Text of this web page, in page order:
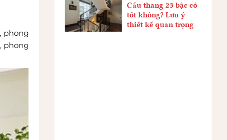
phong
phong
Cầu thang 23 bậc có
tốt không? Lưu ý
thiết kế quan trọng